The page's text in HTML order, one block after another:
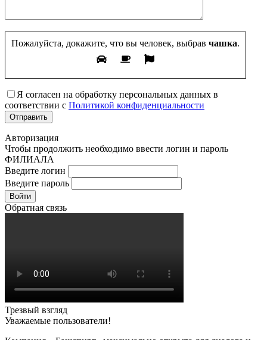
Пожалуйста, докажите, что вы человек, выбрав чашка.
Я согласен на обработку персональных данных в
соответствии с Политикой конфиденциальности
Авторизация
Чтобы продолжить необходимо ввести логин и пароль
ФИЛИАЛА
Введите логин
Введите пароль
Войти
Обратная связь
Трезвый взгляд
Уважаемые пользователи!